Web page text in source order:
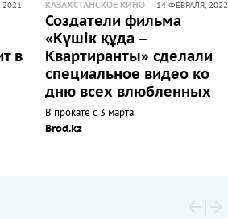
в
КАЗАХСТАНСКОЕ КИНО 14 ФЕВРАЛЯ, 2022
Создатели фильма
«Күшiк құда –
Квартиранты» сделали
специальное видео ко
дню всех влюбленных
В прокате с 3 марта
Brod.kz